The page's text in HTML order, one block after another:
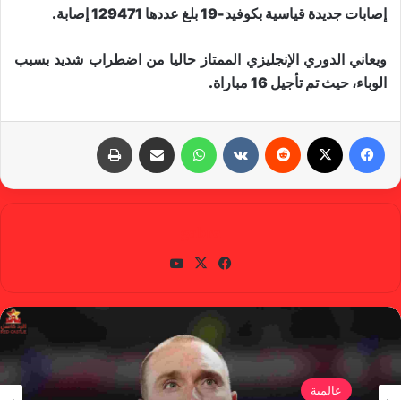
إصابات جديدة قياسية بكوفيد-19 بلغ عددها 129471 إصابة.
ويعاني الدوري الإنجليزي الممتاز حاليا من اضطراب شديد بسبب
الوباء، حيث تم تأجيل 16 مباراة.
واتساب
في
وك
X
عالمية